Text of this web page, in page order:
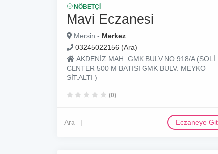
NÖBETÇI
Mavi Eczanesi
Mersin - Merkez
03245022156 (Ara)
AKDENİZ MAH. GMK BULV.NO:918/A (SOLİ
CENTER 500 M BATISI GMK BULV. MEYKO
SİT.ALTI )
(0)
Ara Eczaneye Git